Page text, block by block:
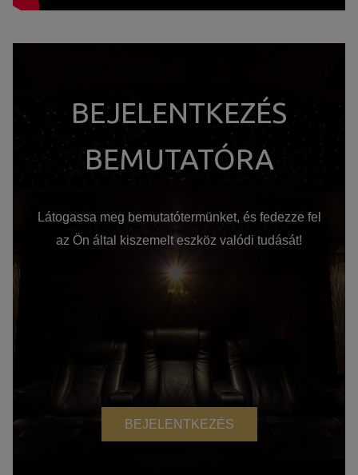
BEJELENTKEZÉS
BEMUTATÓRA
Látogassa meg bemutatótermünket, és fedezze fel
az Ön által kiszemelt eszköz valódi tudását!
BEJELENTKEZÉS